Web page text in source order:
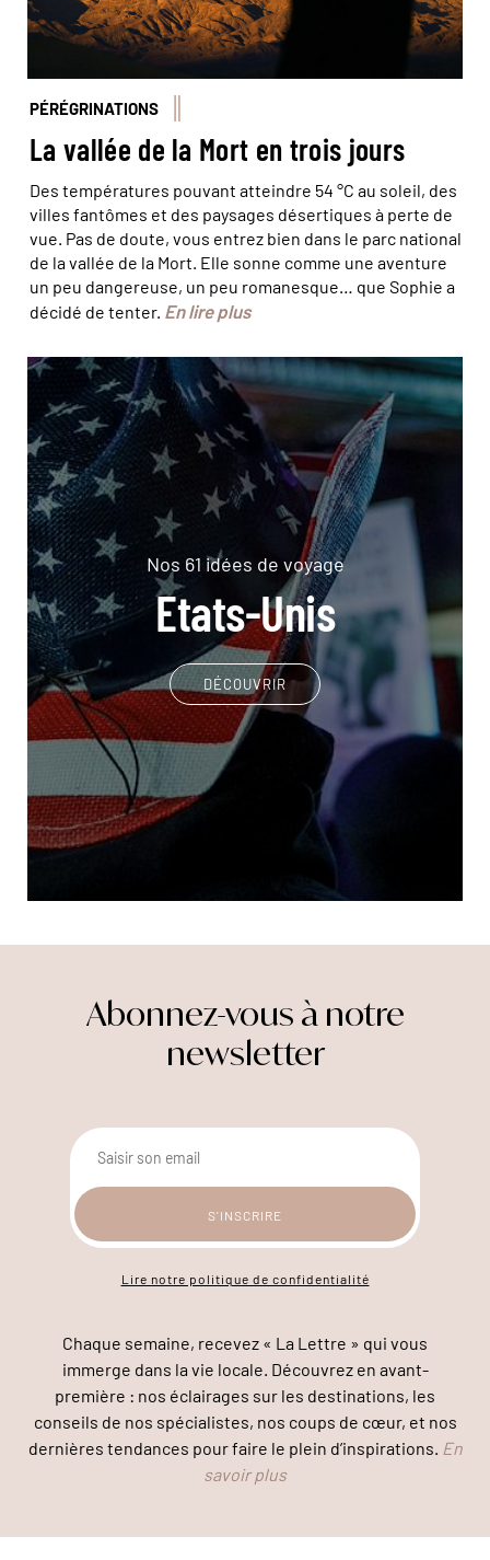
PÉRÉGRINATIONS
La vallée de la Mort en trois jours
Des températures pouvant atteindre 54 °C au soleil, des
villes fantômes et des paysages désertiques à perte de
vue. Pas de doute, vous entrez bien dans le parc national
de la vallée de la Mort. Elle sonne comme une aventure
un peu dangereuse, un peu romanesque… que Sophie a
décidé de tenter. En lire plus
Nos 61 idées de voyage
Etats-Unis
DÉCOUVRIR
Abonnez-vous à notre
newsletter
Lire notre politique de confidentialité
Chaque semaine, recevez « La Lettre » qui vous
immerge dans la vie locale. Découvrez en avant-
première : nos éclairages sur les destinations, les
conseils de nos spécialistes, nos coups de cœur, et nos
dernières tendances pour faire le plein d’inspirations. En
savoir plus